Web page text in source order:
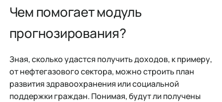
Чем помогает модуль
прогнозирования?
Зная, сколько удастся получить доходов, к примеру,
от нефтегазового сектора, можно строить план
развития здравоохранения или социальной
поддержки граждан. Понимая, будут ли получены